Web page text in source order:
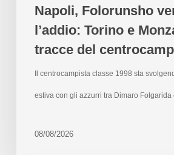
Napoli, Folorunsho
l’addio: Torino e
tracce del
Il centrocampista classe 1998 sta
estiva con gli azzurri tra Dimaro
08/08/2026